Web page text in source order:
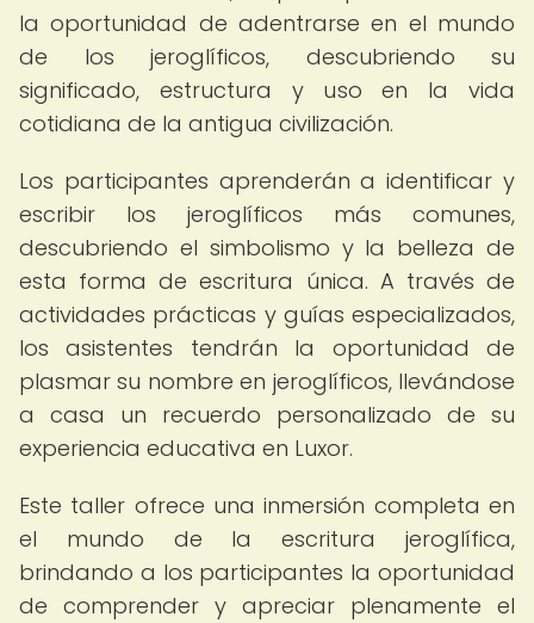
la oportunidad de adentrarse en el mundo
de los jeroglíficos, descubriendo su
significado, estructura y uso en la vida
cotidiana de la antigua civilización.
Los participantes aprenderán a identificar y
escribir los jeroglíficos más comunes,
descubriendo el simbolismo y la belleza de
esta forma de escritura única. A través de
actividades prácticas y guías especializados,
los asistentes tendrán la oportunidad de
plasmar su nombre en jeroglíficos, llevándose
a casa un recuerdo personalizado de su
experiencia educativa en Luxor.
Este taller ofrece una inmersión completa en
el mundo de la escritura jeroglífica,
brindando a los participantes la oportunidad
de comprender y apreciar plenamente el